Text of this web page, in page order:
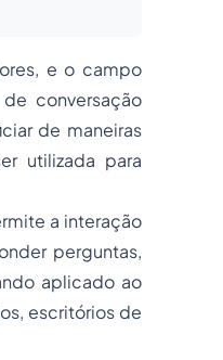
e o campo
conversação
de maneiras
utilizada para
a interação
perguntas,
aplicado ao
escritórios de